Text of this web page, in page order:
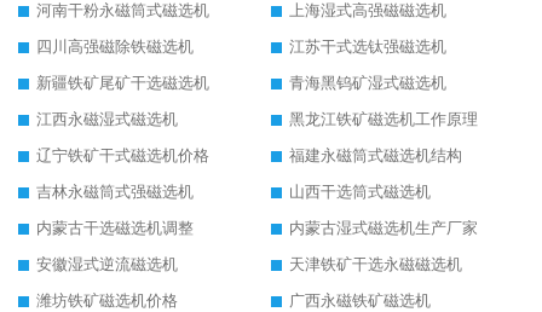
河南干粉永磁筒式磁选机
上海湿式高强磁磁选机
四川高强磁除铁磁选机
江苏干式选钛强磁选机
新疆铁矿尾矿干选磁选机
青海黑钨矿湿式磁选机
江西永磁湿式磁选机
黑龙江铁矿磁选机工作原理
辽宁铁矿干式磁选机价格
福建永磁筒式磁选机结构
吉林永磁筒式强磁选机
山西干选筒式磁选机
内蒙古干选磁选机调整
内蒙古湿式磁选机生产厂家
安徽湿式逆流磁选机
天津铁矿干选永磁磁选机
潍坊铁矿磁选机价格
广西永磁铁矿磁选机